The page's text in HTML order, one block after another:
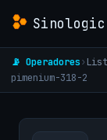
Sinologic
📡 Operadores›
pimenium-318-2